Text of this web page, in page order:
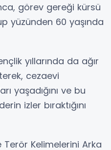
görev gereği kürsü
yüzünden 60 yaşında
yıllarında da ağır
cezaevi
yaşadığını ve bu
izler bıraktığını
Kelimelerini Arka